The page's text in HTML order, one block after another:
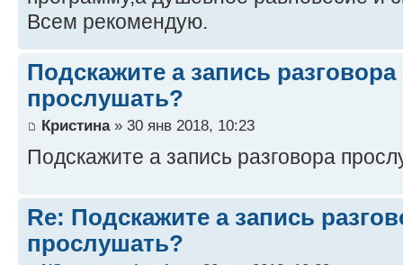
Всем рекомендую.
Подскажите а запись
прослушать?
Кристина» 30 янв 2018, 10:23
Подскажите а запись разговора
Re: Подскажите а запись
прослушать?